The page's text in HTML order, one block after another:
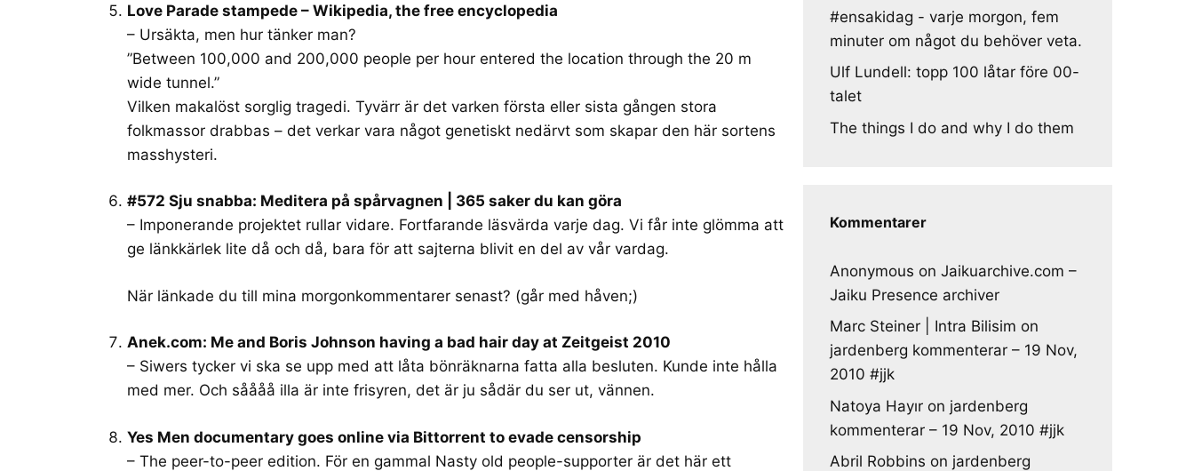
Love Parade stampede – Wikipedia, the free encyclopedia
– Ursäkta, men hur tänker man?
”Between 100,000 and 200,000 people per hour entered the location through the 20 m
wide tunnel.”
Vilken makalöst sorglig tragedi. Tyvärr är det varken första eller sista gången stora
folkmassor drabbas – det verkar vara något genetiskt nedärvt som skapar den här sortens
masshysteri.
#572 Sju snabba: Meditera på spårvagnen | 365 saker du kan göra
– Imponerande projektet rullar vidare. Fortfarande läsvärda varje dag. Vi får inte glömma att
ge länkkärlek lite då och då, bara för att sajterna blivit en del av vår vardag.
När länkade du till mina morgonkommentarer senast? (går med håven;)
Anek.com: Me and Boris Johnson having a bad hair day at Zeitgeist 2010
– Siwers tycker vi ska se upp med att låta bönräknarna fatta alla besluten. Kunde inte hålla
med mer. Och såååå illa är inte frisyren, det är ju sådär du ser ut, vännen.
Yes Men documentary goes online via Bittorrent to evade censorship
– The peer-to-peer edition. För en gammal Nasty old people-supporter är det här ett
#ensakidag - varje morgon, fem
minuter om något du behöver veta.
Ulf Lundell: topp 100 låtar före 00-
talet
The things I do and why I do them
Kommentarer
Anonymous on Jaikuarchive.com –
Jaiku Presence archiver
Marc Steiner | Intra Bilisim on
jardenberg kommenterar – 19 Nov,
2010 #jjk
Natoya Hayır on jardenberg
kommenterar – 19 Nov, 2010 #jjk
Abril Robbins on jardenberg